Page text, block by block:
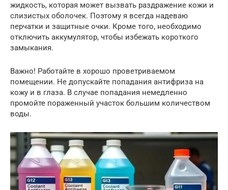
жидкость, которая может вызвать раздражение кожи и
слизистых оболочек. Поэтому я всегда надеваю
перчатки и защитные очки. Кроме того, необходимо
отключить аккумулятор, чтобы избежать короткого
замыкания.
Важно! Работайте в хорошо проветриваемом
помещении. Не допускайте попадания антифриза на
кожу и в глаза. В случае попадания немедленно
промойте пораженный участок большим количеством
воды.